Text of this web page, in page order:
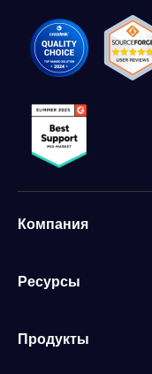
Компания
Ресурсы
Продукты